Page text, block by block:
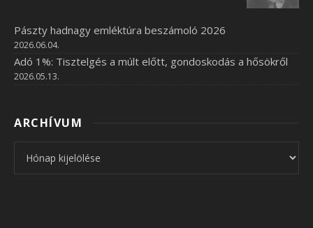
Pászty hadnagy emléktúra beszámoló 2026
2026.06.04.
Adó 1%: Tisztelgés a múlt előtt, gondoskodás a hősökről
2026.05.13.
ARCHÍVUM